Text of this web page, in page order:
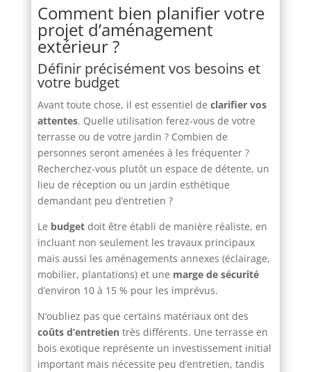
Comment bien planifier votre
projet d’aménagement
extérieur ?
Définir précisément vos besoins et
votre budget
Avant toute chose, il est essentiel de clarifier vos
attentes. Quelle utilisation ferez-vous de votre
terrasse ou de votre jardin ? Combien de
personnes seront amenées à les fréquenter ?
Recherchez-vous plutôt un espace de détente, un
lieu de réception ou un jardin esthétique
demandant peu d’entretien ?
Le budgetdoit être établi de manière réaliste, en
incluant non seulement les travaux principaux
mais aussi les aménagements annexes (éclairage,
mobilier, plantations) et une marge de sécurité
d’environ 10 à 15 % pour les imprévus.
N’oubliez pas que certains matériaux ont des
coûts d’entretientrès différents. Une terrasse en
bois exotique représente un investissement initial
important mais nécessite peu d’entretien, tandis